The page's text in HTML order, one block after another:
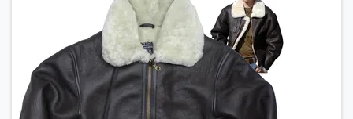
Dank dieser bahnbrechenden Technologie haben
Militärstiefel den Komfort und die Passform von
Sportschuhen und erfüllen dennoch die strengen
Spezifikationen für Militärstiefel. Der 690 ist von der
US Air Force für den Fluggebrauch zugelassen und
für die normale US Army zum Tragen mit der Airman
Battle Uniform (ABU).